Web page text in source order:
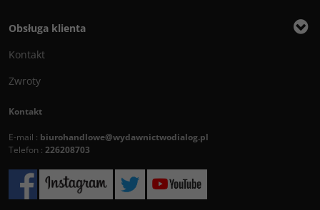
Obsługa klienta
Kontakt
Zwroty
Kontakt
E-mail : biurohandlowe@wydawnictwodialog.pl
Telefon : 226208703